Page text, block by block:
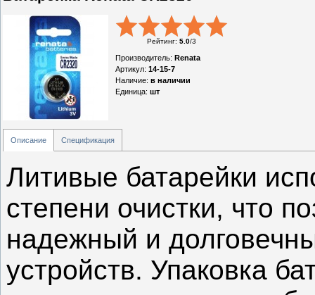
Рейтинг: 5.0/3
Производитель: Renata
Артикул: 14-15-7
Наличие: в наличии
Единица: шт
Описание Спецификация
Литивые батарейки
степени очистки, что
надежный и
устройств. Упаковка